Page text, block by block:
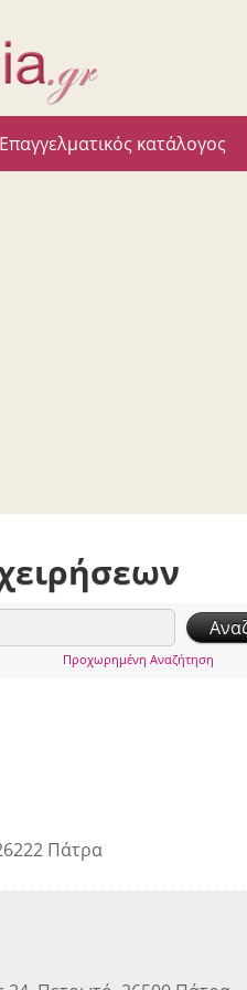
Επαγγελματικός κατάλογος
Προχωρημένη Αναζήτηση
Πάτρα